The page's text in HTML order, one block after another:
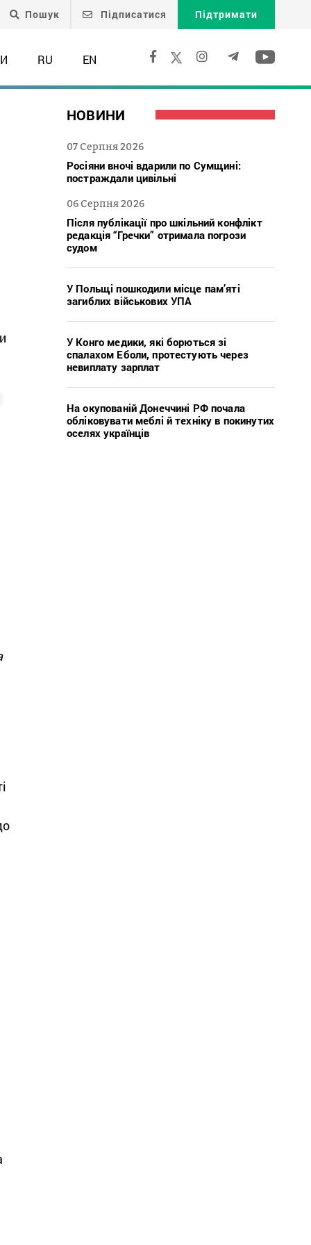
Пошук Підписатися Підтримати
RU EN
НОВИНИ
07 Серпня 2026
Росіяни вночі вдарили по Сумщині:
постраждали цивільні
06 Серпня 2026
Після публікації про шкільний конфлікт
редакція “Гречки” отримала погрози
судом
У Польщі пошкодили місце пам’яті
загиблих військових УПА
У Конго медики, які борються зі
спалахом Еболи, протестують через
невиплату зарплат
На окупованій Донеччині РФ почала
обліковувати меблі й техніку в покинутих
оселях українців